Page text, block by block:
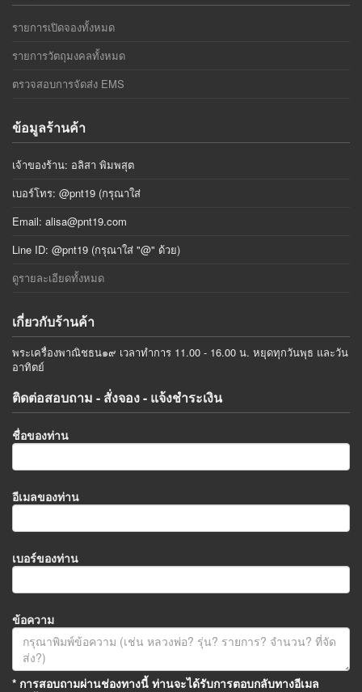
รายการเปิดจองทั้งหมด
รายการวัตถุมงคลทั้งหมด
ตรวจสอบการจัดส่ง EMS
ข้อมูลร้านค้า
เจ้าของร้าน: อลิสา พิมพสุต
เบอร์โทร: @pnt19 (กรุณาใส่
Email: alisa@pnt19.com
Line ID: @pnt19 (กรุณาใส่ "@" ด้วย)
ดูรายละเอียดทั้งหมด
เกี่ยวกับร้านค้า
พระเครื่องพาณิชธน๑๙ เวลาทำการ 11.00 - 16.00 น. หยุดทุกวันพุธ และวัน
อาทิตย์
ติดต่อสอบถาม - สั่งจอง - แจ้งชำระเงิน
ชื่อของท่าน
อีเมลของท่าน
เบอร์ของท่าน
ข้อความ
* การสอบถามผ่านช่องทางนี้ ท่านจะได้รับการตอบกลับทางอีเมล